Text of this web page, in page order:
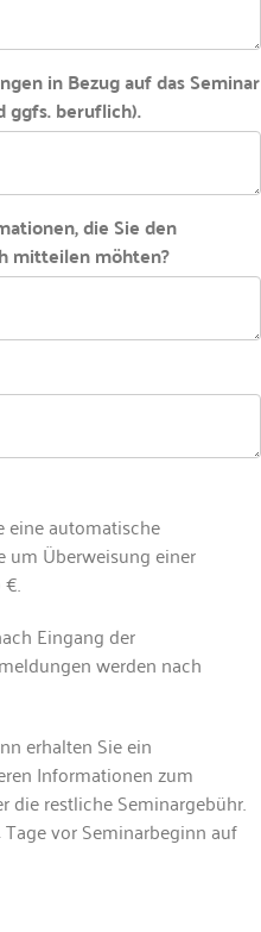
in Bezug auf das Seminar
ggfs. beruflich).
die Sie den
mitteilen möhten?
eine automatische
Überweisung einer
Eingang der
werden nach
erhalten Sie ein
Informationen zum
die restliche Seminargebühr.
vor Seminarbeginn auf